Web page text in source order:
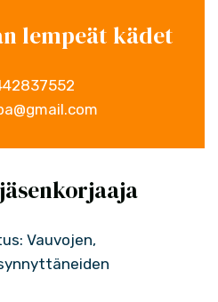
lempeät kädet
Vauvojen,